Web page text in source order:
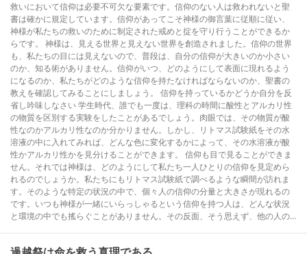
救いにおいて信仰は必要不可欠な要素です。信仰のない人は救われないと聖
書は確かに規定しています。信仰があってこそ神様の御言葉に従順に従い、
神様が私たちの救いのために制定された戒めと掟を守り行うことができるか
らです。 神様は、見える世界と見えない世界を創造されました。信仰の世界
も、私たちの目には見えないので、普段は、自分の信仰が大きいのか小さい
のか、知る術がありません。信仰がいつ、どのようにして表面に現れるよう
になるのか、私たちがどのような信仰を持たなければならないのか、聖書の
教えを確認してみることにしましょう。 信仰を持っているかどうか自分を反
省し吟味しなさい 学生時代、誰でも一度は、理科の時間に酸性とアルカリ性
の物質を区別する実験をしたことがあるでしょう。肉眼では、その物質が酸
性なのかアルカリ性なのか分かりません。しかし、リトマス試験紙をその水
溶液の中に入れてみれば、どんな色に変化するかによって、その水溶液が酸
性かアルカリ性かを見分けることができます。 信仰も目で見ることができま
せん。それでは神様は、どのようにして私たち一人ひとりの信仰を見定めら
れるのでしょうか。私たちにもリトマス試験紙で調べるような瞬間が訪れま
す。そのような特定の状況の中で、個々人の信仰の分量と大きさが現れるの
です。いつも神様が一緒にいらっしゃるという信仰を持つ人は、どんな状況
と環境の中でも搖らぐことがありません。その反面、そう思えず、他の人の...